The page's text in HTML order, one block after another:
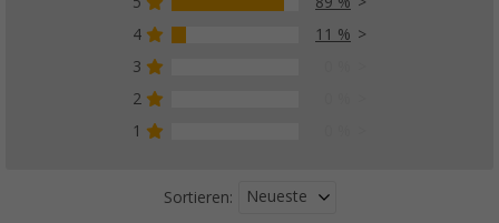
4
11 %
3
2
1
Sortieren: Neueste